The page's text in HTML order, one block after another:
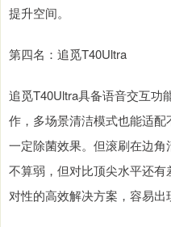
提升空间。
第四名：追觅T40Ultra
追觅T40Ultra具备语音交互功
作，多场景清洁模式也能适
一定除菌效果。但滚刷在边
不算弱，但对比顶尖水平还
对性的高效解决方案，容易出